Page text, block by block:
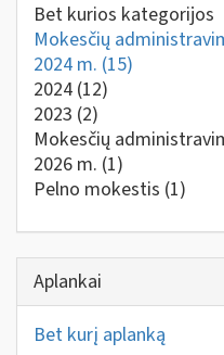
Bet kurios kategorijos
Mokesčių
2024 m. (15)
2024 (12)
2023 (2)
Mokesčių
2026 m. (1)
Pelno mokestis (1)
Aplankai
Bet kurį aplanką